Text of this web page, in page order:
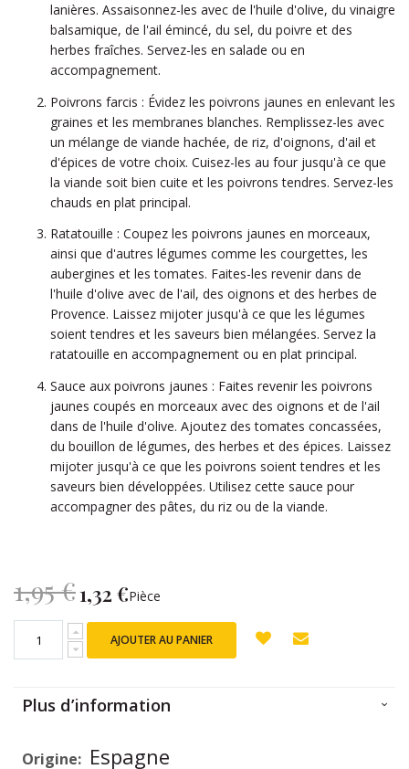
lanières. Assaisonnez-les avec de l'huile d'olive, du vinaigre
balsamique, de l'ail émincé, du sel, du poivre et des
herbes fraîches. Servez-les en salade ou en
accompagnement.
Poivrons farcis : Évidez les poivrons jaunes en enlevant les
graines et les membranes blanches. Remplissez-les avec
un mélange de viande hachée, de riz, d'oignons, d'ail et
d'épices de votre choix. Cuisez-les au four jusqu'à ce que
la viande soit bien cuite et les poivrons tendres. Servez-les
chauds en plat principal.
Ratatouille : Coupez les poivrons jaunes en morceaux,
ainsi que d'autres légumes comme les courgettes, les
aubergines et les tomates. Faites-les revenir dans de
l'huile d'olive avec de l'ail, des oignons et des herbes de
Provence. Laissez mijoter jusqu'à ce que les légumes
soient tendres et les saveurs bien mélangées. Servez la
ratatouille en accompagnement ou en plat principal.
Sauce aux poivrons jaunes : Faites revenir les poivrons
jaunes coupés en morceaux avec des oignons et de l'ail
dans de l'huile d'olive. Ajoutez des tomates concassées,
du bouillon de légumes, des herbes et des épices. Laissez
mijoter jusqu'à ce que les poivrons soient tendres et les
saveurs bien développées. Utilisez cette sauce pour
accompagner des pâtes, du riz ou de la viande.
1,95 €Prix
Spécial
1,32 €Pièce
AJOUTER AU PANIER
Plus d’information
Plus
Espagne